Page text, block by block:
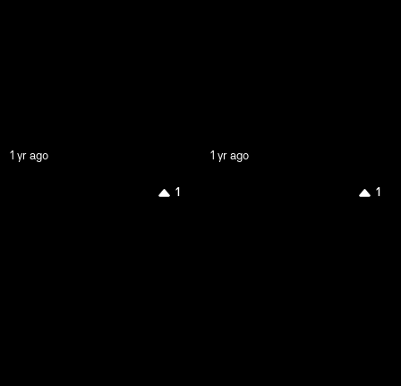
1 yr ago 1 yr ago
1 1